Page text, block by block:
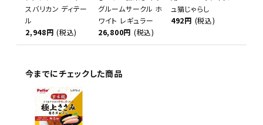
スバリカン ディテー
ル
2,948円 (税込)
グルームサークル ホ
ワイト レギュラー
26,800円 (税込)
ュ猫じゃらし
492円 (税込)
今までにチェックした商品